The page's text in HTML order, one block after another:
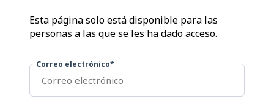
Esta página solo está disponible para las
personas a las que se les ha dado acceso.
Correo electrónico*